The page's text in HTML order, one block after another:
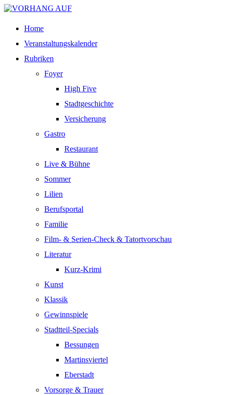
Home
Veranstaltungskalender
Rubriken
Foyer
High Five
Stadtgeschichte
Versicherung
Gastro
Restaurant
Live & Bühne
Sommer
Lilien
Berufsportal
Familie
Film- & Serien-Check & Tatortvorschau
Literatur
Kurz-Krimi
Kunst
Klassik
Gewinnspiele
Stadtteil-Specials
Bessungen
Martinsviertel
Eberstadt
Vorsorge & Trauer